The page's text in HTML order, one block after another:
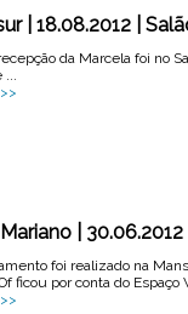
| 18.08.2012 |
da Marcela foi no
...
|
foi realizado na
ficou por conta do